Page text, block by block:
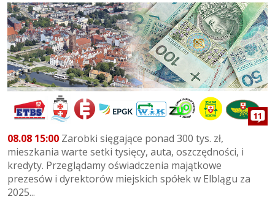
11
08.08 15:00 Zarobki sięgające ponad 300 tys. zł,
mieszkania warte setki tysięcy, auta, oszczędności, i
kredyty. Przeglądamy oświadczenia majątkowe
prezesów i dyrektorów miejskich spółek w Elblągu za
2025...